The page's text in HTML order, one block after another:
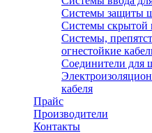
Системы защиты
Системы скрытой
Системы,
огнестойкие
Соединители для
кабеля
Прайс
Производители
Контакты